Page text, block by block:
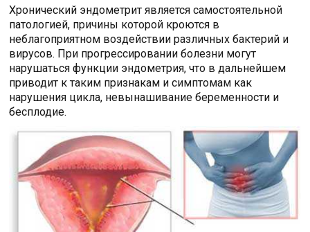
Хронический эндометрит является самостоятельной
патологией, причины которой кроются в
неблагоприятном воздействии различных бактерий и
вирусов. При прогрессировании болезни могут
нарушаться функции эндометрия, что в дальнейшем
приводит к таким признакам и симптомам как
нарушения цикла, невынашивание беременности и
бесплодие.